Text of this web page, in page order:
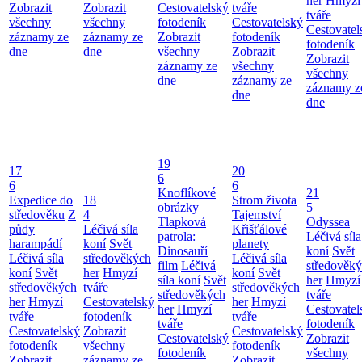
Zobrazit
všechny
záznamy ze
dne
Zobrazit
všechny
záznamy ze
dne
Cestovatelský
fotodeník
Zobrazit
všechny
záznamy ze
dne
tváře
Cestovatelský
fotodeník
Zobrazit
všechny
záznamy ze
dne
tváře
fotodeník
Zobrazit
všechny
záznamy
dne
17
6
Expedice do
středověku Z
půdy
harampádí
Léčivá síla
koní Svět
středověkých
her Hmyzí
tváře
Cestovatelský
fotodeník
18
4
Léčivá síla
koní Svět
středověkých
her Hmyzí
tváře
Cestovatelský
fotodeník
Zobrazit
všechny
19
6
Knoflíkové
obrázky
Tlapková
patrola:
Dinosauří
film Léčivá
síla koní Svět
středověkých
her Hmyzí
tváře
Cestovatelský
fotodeník
20
6
Strom života
Tajemství
Křišťálové
planety
Léčivá síla
koní Svět
středověkých
her Hmyzí
tváře
Cestovatelský
fotodeník
21
5
Odyssea
Léčivá síla
koní Svět
her Hmyzí
tváře
fotodeník
Zobrazit
všechny